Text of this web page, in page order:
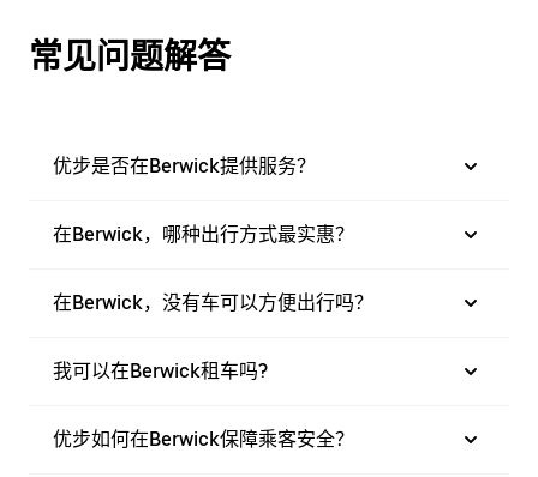
常见问题解答
优步是否在Berwick提供服务？
在Berwick，哪种出行方式最实惠？
在Berwick，没有车可以方便出行吗？
我可以在Berwick租车吗?
优步如何在Berwick保障乘客安全？